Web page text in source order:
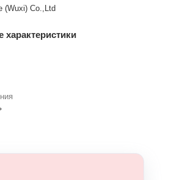
(Wuxi) Co.,Ltd